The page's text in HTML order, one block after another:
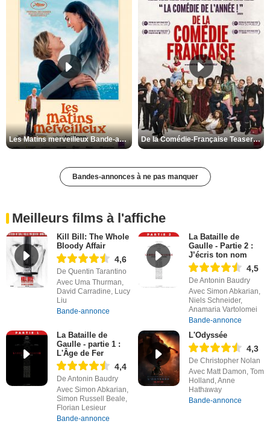
Les Matins merveilleux Bande-annonce VF De la Comédie-Française Teaser VF
Bandes-annonces à ne pas manquer
Meilleurs films à l'affiche
Kill Bill: The Whole
Bloody Affair
4,6
De Quentin Tarantino
Avec Uma Thurman,
David Carradine, Lucy
Liu
Bande-annonce
La Bataille de
Gaulle - Partie 2 :
J’écris ton nom
4,5
De Antonin Baudry
Avec Simon Abkarian,
Niels Schneider,
Anamaria Vartolomei
Bande-annonce
La Bataille de
Gaulle - partie 1 :
L'Âge de Fer
4,4
De Antonin Baudry
Avec Simon Abkarian,
Simon Russell Beale,
Florian Lesieur
Bande-annonce
L'Odyssée
4,3
De Christopher Nolan
Avec Matt Damon, Tom
Holland, Anne
Hathaway
Bande-annonce